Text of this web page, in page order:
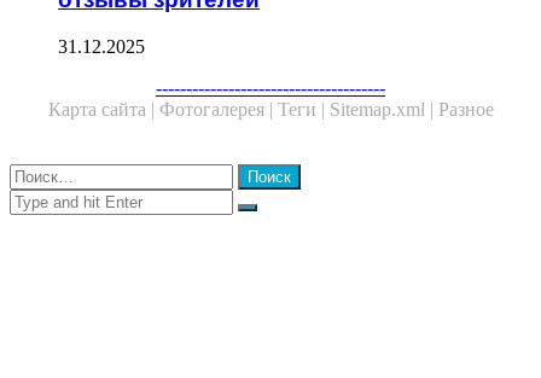
31.12.2025
--------------------------------------
Карта сайта | Фотогалерея | Теги | Sitemap.xml | Разное
Close
Найти:
Close
Search